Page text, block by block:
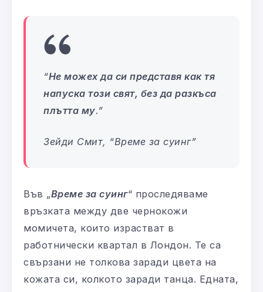
“Не можех да си представя как тя
напуска този свят, без да разкъса
плътта му.”
Зейди Смит, “Време за суинг”
Във „Време за суинг“ проследяваме
връзката между две чернокожи
момичета, които израстват в
работнически квартал в Лондон. Те са
свързани не толкова заради цвета на
кожата си, колкото заради танца. Едната,